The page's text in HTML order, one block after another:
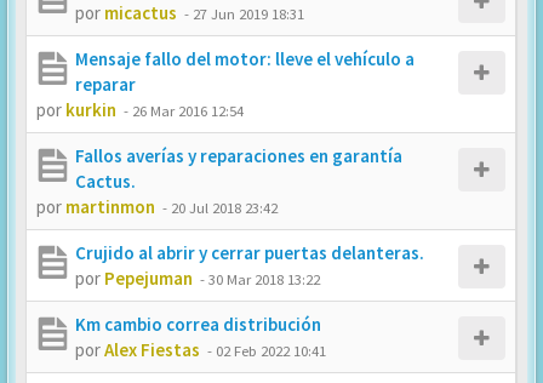
por micactus - 27 Jun 2019 18:31
Mensaje fallo del motor: lleve el vehículo a
reparar
por kurkin - 26 Mar 2016 12:54
Fallos averías y reparaciones en garantía
Cactus.
por martinmon - 20 Jul 2018 23:42
Crujido al abrir y cerrar puertas delanteras.
por Pepejuman -30 Mar 2018 13:22
Km cambio correa distribución
porAlex Fiestas - 02 Feb 2022 10:41